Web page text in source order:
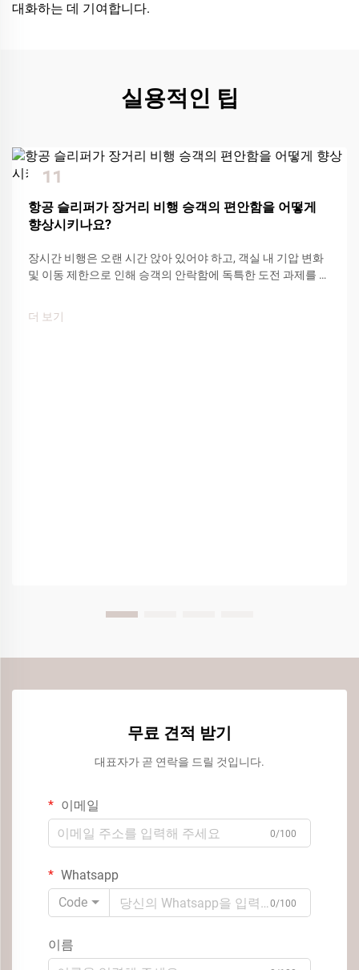
대화하는 데 기여합니다.
실용적인 팁
11
Dec
항공 슬리퍼가 장거리 비행 승객의 편안함을 어떻게
향상시키나요?
장시간 비행은 오랜 시간 앉아 있어야 하고, 객실 내 기압 변화
및 이동 제한으로 인해 승객의 안락함에 독특한 도전 과제를 제
더 보기
무료 견적 받기
대표자가 곧 연락을 드릴 것입니다.
이메일
0/100
Whatsapp
Code
0/100
이름